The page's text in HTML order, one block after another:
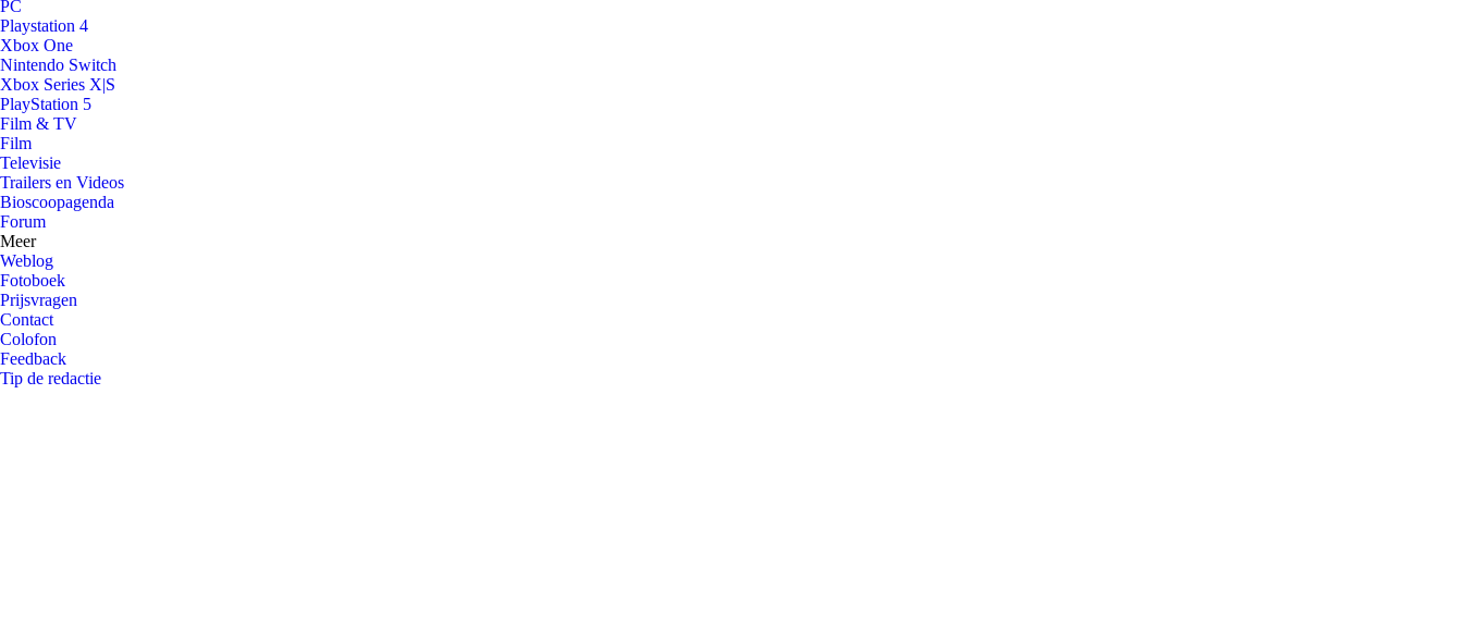
PC
Playstation 4
Xbox One
Nintendo Switch
Xbox Series X|S
PlayStation 5
Film & TV
Film
Televisie
Trailers en Videos
Bioscoopagenda
Forum
Meer
Weblog
Fotoboek
Prijsvragen
Contact
Colofon
Feedback
Tip de redactie